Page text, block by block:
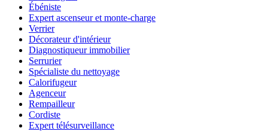
Ébéniste
Expert ascenseur et monte-charge
Verrier
Décorateur d'intérieur
Diagnostiqueur immobilier
Serrurier
Spécialiste du nettoyage
Calorifugeur
Agenceur
Rempailleur
Cordiste
Expert télésurveillance